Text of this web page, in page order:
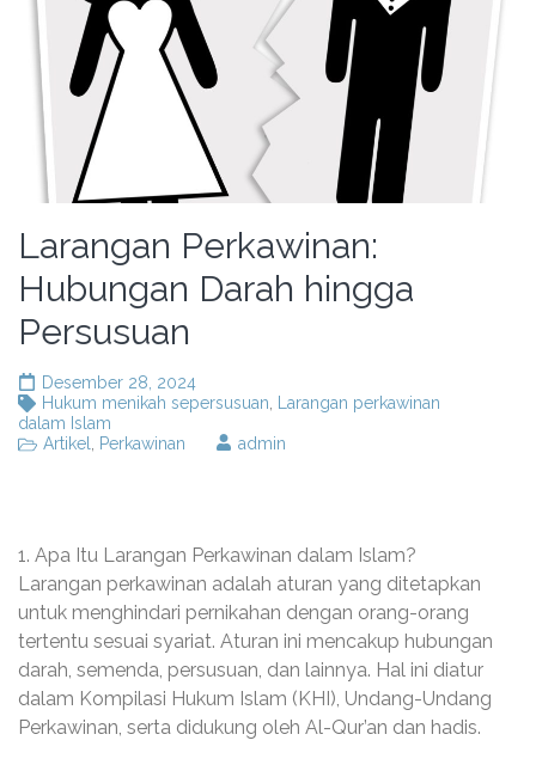
Larangan Perkawinan:
Hubungan Darah hingga
Persusuan
Desember 28, 2024
Hukum menikah sepersusuan Larangan perkawinan
dalam Islam
Artikel
Perkawinan admin
1. Apa Itu Larangan Perkawinan dalam Islam?
Larangan perkawinan adalah aturan yang ditetapkan
untuk menghindari pernikahan dengan orang-orang
tertentu sesuai syariat. Aturan ini mencakup hubungan
darah, semenda, persusuan, dan lainnya. Hal ini diatur
dalam Kompilasi Hukum Islam (KHI), Undang-Undang
Perkawinan, serta didukung oleh Al-Qur’an dan hadis.